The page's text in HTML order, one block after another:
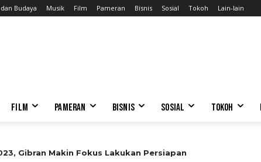
Budaya Musik Film Pameran Bisnis Sosial Tokoh Lain-lain
FILM PAMERAN BISNIS SOSIAL TOKOH
Gibran Makin Fokus Lakukan Persiapan